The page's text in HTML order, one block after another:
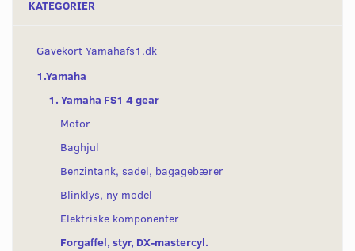
KATEGORIER
Gavekort Yamahafs1.dk
1.Yamaha
1. Yamaha FS1 4 gear
Motor
Baghjul
Benzintank, sadel, bagagebærer
Blinklys, ny model
Elektriske komponenter
Forgaffel, styr, DX-mastercyl.